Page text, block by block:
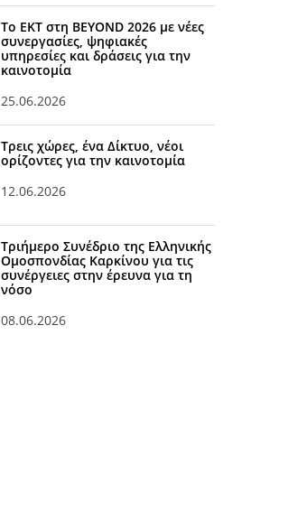
Το ΕΚΤ στη BEYOND 2026 με νέες
συνεργασίες, ψηφιακές
υπηρεσίες και δράσεις για την
καινοτομία
25.06.2026
Τρεις χώρες, ένα Δίκτυο, νέοι
ορίζοντες για την καινοτομία
12.06.2026
Τριήμερο Συνέδριο της Ελληνικής
Ομοσπονδίας Καρκίνου για τις
συνέργειες στην έρευνα για τη
νόσο
08.06.2026